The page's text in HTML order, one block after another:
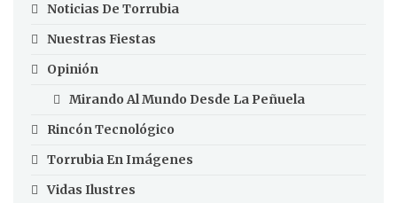
Noticias De Torrubia
Nuestras Fiestas
Opinión
Mirando Al Mundo Desde La Peñuela
Rincón Tecnológico
Torrubia En Imágenes
Vidas Ilustres